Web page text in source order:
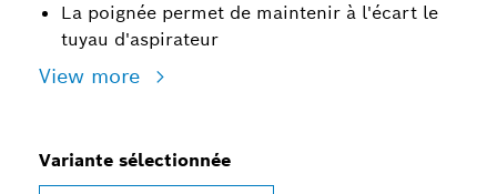
La poignée permet de maintenir à l'écart le
tuyau d'aspirateur
View more
Variante sélectionnée